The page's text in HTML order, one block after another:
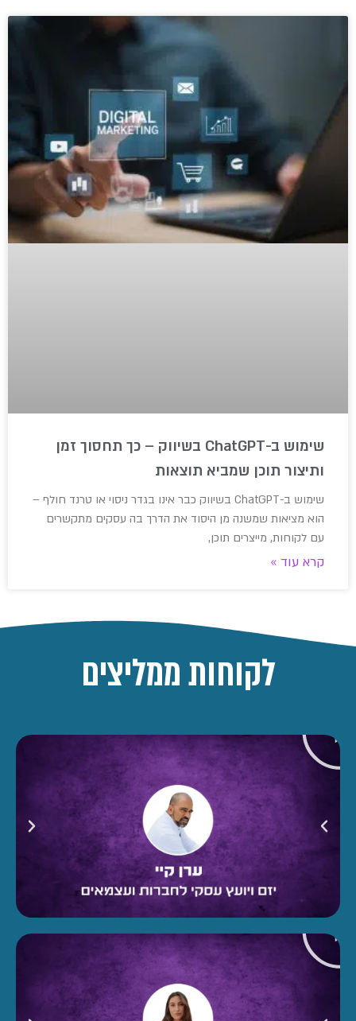
שימוש ב-ChatGPT בשיווק – כך תחסוך זמן
ותיצור תוכן שמביא תוצאות
שימוש ב-ChatGPT בשיווק כבר אינו בגדר ניסוי או טרנד חולף –
הוא מציאות שמשנה מן היסוד את הדרך בה עסקים מתקשרים
עם לקוחות, מייצרים תוכן,
קרא עוד »
לקוחות ממליצים